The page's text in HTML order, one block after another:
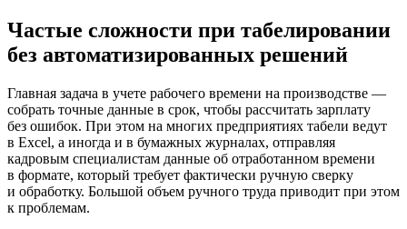
Частые сложности при табелировании
без автоматизированных решений
Главная задача в учете рабочего времени на производстве —
собрать точные данные в срок, чтобы рассчитать зарплату
без ошибок. При этом на многих предприятиях табели ведут
в Excel, а иногда и в бумажных журналах, отправляя
кадровым специалистам данные об отработанном времени
в формате, который требует фактически ручную сверку
и обработку. Большой объем ручного труда приводит при этом
к проблемам.